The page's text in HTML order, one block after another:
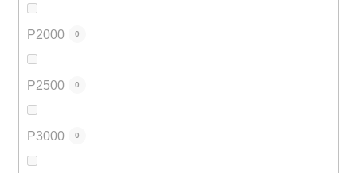
P2000 0
P2500 0
P3000 0